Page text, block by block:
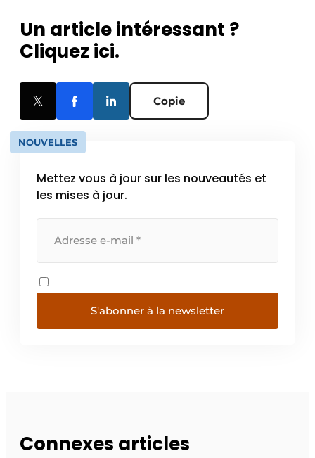
Un article intéressant ?
Cliquez ici.
Copie
NOUVELLES
Mettez vous à jour sur les nouveautés et
les mises à jour.
S'abonner à la newsletter
Connexes articles